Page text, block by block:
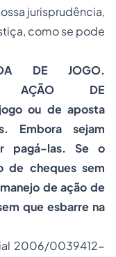
jurisprudência,
como se pode
DE JOGO.
AÇÃO DE
jogo ou de aposta
Embora sejam
pagá-las. Se o
de cheques sem
de ação de
que esbarre na
2006/0039412-